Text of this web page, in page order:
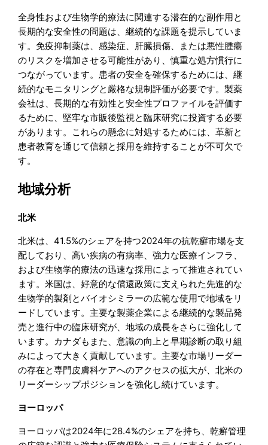
全身性および生物学的療法に関連する潜在的な副作用と
長期的な安全性の問題は、継続的な課題を提示していま
す。免疫抑制薬は、感染症、肝臓損傷、または悪性腫瘍
のリスクを増加させる可能性があり、慎重な処方慣行に
つながっています。患者の安全を確保するためには、継
続的なモニタリングと厳格な規制評価が必要です。製薬
会社は、長期的な有効性と安全性プロファイルを評価す
るために、堅牢な市販後監視と臨床研究に投資する必要
があります。これらの懸念に対処するためには、革新と
患者教育を通じて信頼と採用を維持することが不可欠で
す。
地域分析
北米
北米は、41.5%のシェアを持つ2024年の抗乾癬市場を支
配しており、高い疾病の有病率、強力な医療インフラ、
および生物学的療法の迅速な採用によって推進されてい
ます。米国は、好意的な償還政策に支えられた先進的な
生物学的製剤とバイオシミラーの広範な使用で地域をリ
ードしています。主要な製薬企業による継続的な製品発
売と進行中の臨床研究が、地域の成長をさらに強化して
います。カナダもまた、意識の向上と早期診断の取り組
みによって大きく貢献しています。主要な市場リーダー
の存在と専門皮膚科ケアへのアクセスの拡大が、北米の
リーダーシップポジションを強化し続けています。
ヨーロッパ
ヨーロッパは2024年に28.4%のシェアを持ち、乾癬管理